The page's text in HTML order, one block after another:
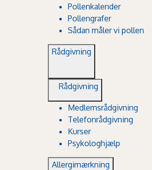
Pollenkalender
Pollengrafer
Sådan måler vi pollen
Rådgivning
Rådgivning
Medlemsrådgivning
Telefonrådgivning
Kurser
Psykologhjælp
Allergimærkning